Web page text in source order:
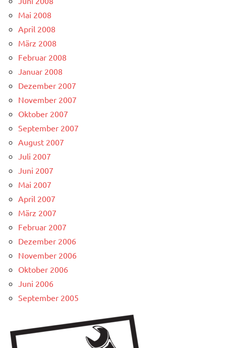
Mai 2008
April 2008
März 2008
Februar 2008
Januar 2008
Dezember 2007
November 2007
Oktober 2007
September 2007
August 2007
Juli 2007
Juni 2007
Mai 2007
April 2007
März 2007
Februar 2007
Dezember 2006
November 2006
Oktober 2006
Juni 2006
September 2005